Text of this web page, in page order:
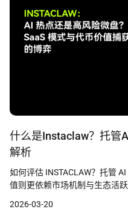
什么是Instaclaw？托管
解析
如何评估 INSTACLAW？托管
值则更依赖市场机制与生态活跃
2026-03-20